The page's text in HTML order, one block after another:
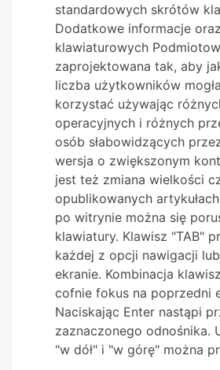
standardowych skrótów
Dodatkowe informacje
klawiaturowych
zaprojektowana tak, aby
liczba użytkowników
korzystać używając
operacyjnych i różnych
osób słabowidzących
wersja o zwiększonym
jest też zmiana wielkości
opublikowanych
po witrynie można się
klawiatury. Klawisz "TAB"
każdej z opcji nawigacji
ekranie. Kombinacja
cofnie fokus na poprzedni
Naciskając Enter nastąpi
zaznaczonego odnośnika.
"w dół" i "w górę" można